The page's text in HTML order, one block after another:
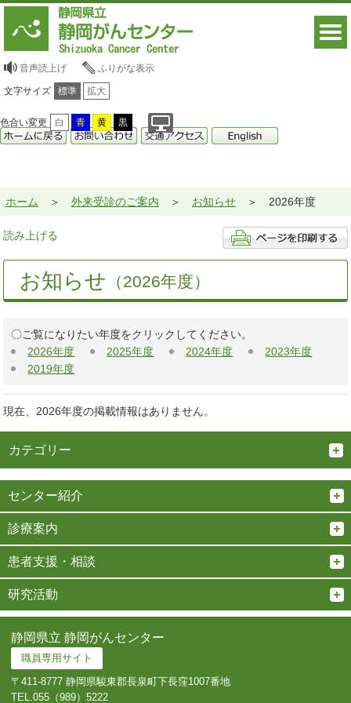
音声読上げ ふりがな表示
文字サイズ 標準 拡大
色合い変更 白 青 黄 黒
ホーム 外来受診のご案内 お知らせ 2026年度
読み上げる
お知らせ （2026年度）
〇ご覧になりたい年度をクリックしてください。
2026年度
2025年度 2024年度
2023年度
2019年度
現在、2026年度の掲載情報はありません。
カテゴリー
センター紹介
診療案内
患者支援・相談
研究活動
静岡県立 静岡がんセンター
職員専用サイト
〒411-8777 静岡県駿東郡長泉町下長窪1007番地
TEL.055（989）5222